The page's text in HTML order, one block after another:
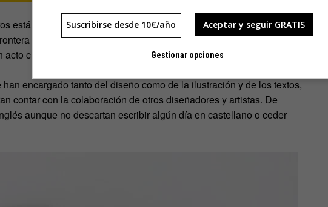
están diseñados para ser leídos de una forma libre y creativa.
entre libro y juego, y en potenciar la teatralidad del acto de leer un
creativo de improvisación y comedia».
encargado tanto del diseño como de la ilustración y de los textos,
contar con la colaboración de otros diseñadores y artistas. De
aunque no descartan escribir algún día en castellano o ceder
Aceptar y seguir GRATIS
Suscribirse desde 10€/año
Gestionar opciones